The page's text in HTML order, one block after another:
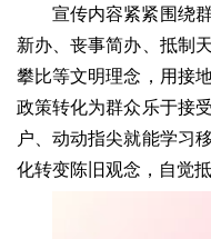
宣传内容紧紧围绕
新办、丧事简办、抵制
攀比等文明理念，用接
政策转化为群众乐于接
户、动动指尖就能学习
化转变陈旧观念，自觉